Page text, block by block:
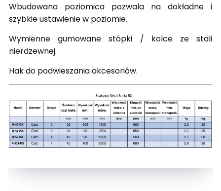
Wbudowana poziomica pozwala na dokładne i
szybkie ustawienie w poziomie.
Wymienne gumowane stópki / kolce ze stali
nierdzewnej.
Hak do podwieszania akcesoriów.